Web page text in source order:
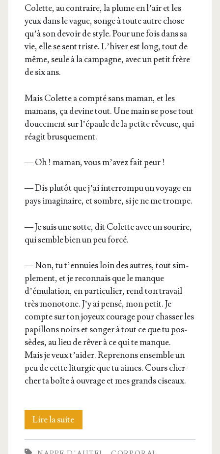
Colette, au contraire, la plume en l’air et les
yeux dans le vague, songe à toute autre chose
qu’à son devoir de style. Pour une fois dans sa
vie, elle se sent triste. L’hiver est long, tout de
même, seule à la cam­pagne, avec un petit frère
de six ans.
Mais Colette a comp­té sans maman, et les
mamans, ça devine tout. Une main se pose tout
dou­ce­ment sur l’épaule de la petite rêveuse, qui
réagit brusquement.
— Oh ! maman, vous m’a­vez fait peur !
— Dis plu­tôt que j’ai inter­rom­pu un voyage en
pays ima­gi­naire, et sombre, si je ne me trompe.
— Je suis une sotte, dit Colette avec un sou­rire,
qui semble bien un peu forcé.
— Non, tu t’ennuies loin des autres, tout sim­
ple­ment, et je recon­nais que le manque
d’émulation, en par­ti­cu­lier, rend ton tra­vail
très mono­tone. J’y ai pen­sé, mon petit. Je
compte sur ton joyeux cou­rage pour chas­ser les
papillons noirs et son­ger à tout ce que tu pos­
sèdes, au lieu de rêver à ce qui te manque.
Mais je veux t’aider. Repre­nons ensemble un
peu de cette litur­gie que tu aimes. Cours cher­
cher ta boîte à ouvrage et mes grands ciseaux.
Lire la suiteLes
linges